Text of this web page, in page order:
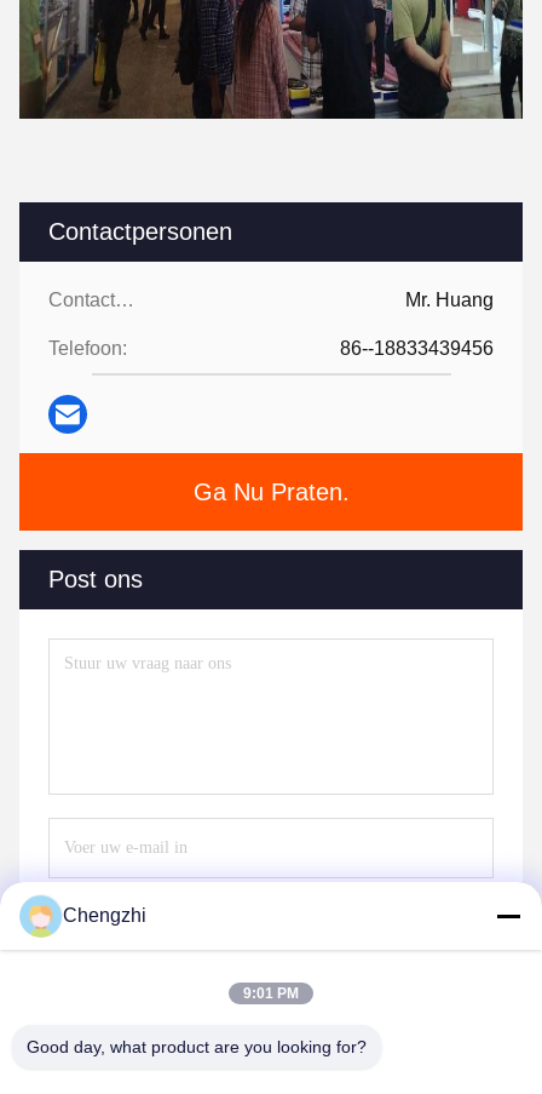
Contactpersonen
Contactpersonen: Mr. Huang
Telefoon: 86--18833439456
Ga Nu Praten.
Post ons
Verzend
Chengzhi
9:01 PM
Good day, what product are you looking for?